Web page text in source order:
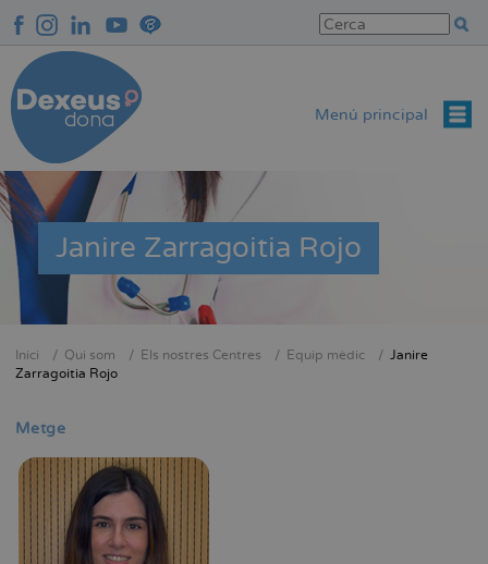
contingut
Menú principal
Janire Zarragoitia Rojo
Fil
Inici Qui som Els nostres Centres Equip mèdic
Janire
Zarragoitia Rojo
Metge